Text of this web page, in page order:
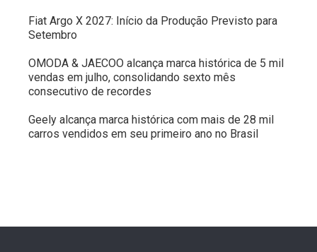
Fiat Argo X 2027: Início da Produção Previsto para
Setembro
OMODA & JAECOO alcança marca histórica de 5 mil
vendas em julho, consolidando sexto mês
consecutivo de recordes
Geely alcança marca histórica com mais de 28 mil
carros vendidos em seu primeiro ano no Brasil